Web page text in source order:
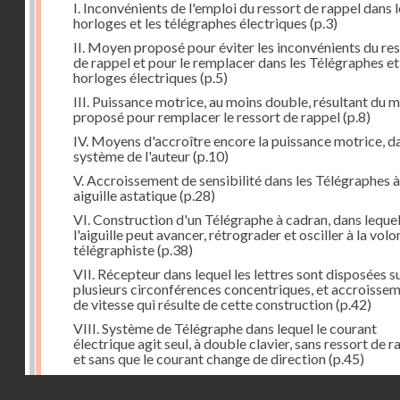
I. Inconvénients de l'emploi du ressort de rappel dans
horloges et les télégraphes électriques (p.3)
II. Moyen proposé pour éviter les inconvénients du
de rappel et pour le remplacer dans les Télégraphes
horloges électriques (p.5)
III. Puissance motrice, au moins double, résultant du
proposé pour remplacer le ressort de rappel(p.8)
IV. Moyens d'accroître encore la puissance motrice,
système de l'auteur(p.10)
V. Accroissement de sensibilité dans les Télégraphes à
aiguille astatique(p.28)
VI. Construction d'un Télégraphe à cadran, dans lequel
l'aiguille peut avancer, rétrograder et osciller à la
télégraphiste(p.38)
VII. Récepteur dans lequel les lettres sont disposées
plusieurs circonférences concentriques, et
de vitesse qui résulte de cette construction(p.42)
VIII. Système de Télégraphe dans lequel le courant
électrique agit seul, à double clavier, sans ressort de
et sans que le courant change de direction(p.45)